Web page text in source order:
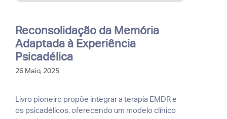
Reconsolidação da Memória
Adaptada à Experiência
Psicadélica
26 Maio, 2025
Livro pioneiro propõe integrar a terapia EMDR e
os psicadélicos, oferecendo um modelo clínico